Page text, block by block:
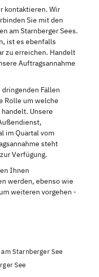
kontaktieren. Wir
Sie mit den
am Starnberger Sees.
ist es ebenfalls
zu erreichen. Handelt
Auftragsannahme
Fällen
Rolle um welche
Unsere
im Quartal vom
steht
Verfügung.
Ihnen
werden, ebenso wie
weiteren vorgehen -
Starnberger See
See